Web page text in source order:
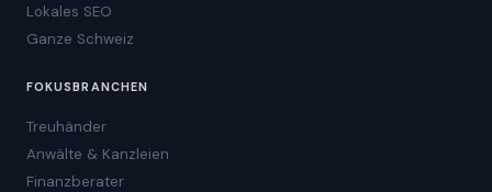
Lokales SEO
Ganze Schweiz
FOKUSBRANCHEN
Treuhänder
Anwälte & Kanzleien
Finanzberater